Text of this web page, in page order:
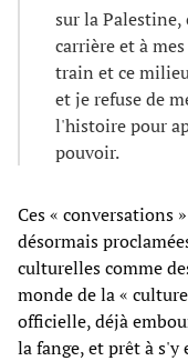
sur la
carrière et à
train et ce
et je refuse de
l'histoire pour
pouvoir.
Ces « conversations
désormais
culturelles comme
monde de la «
officielle, déjà
la fange, et prêt à s'y